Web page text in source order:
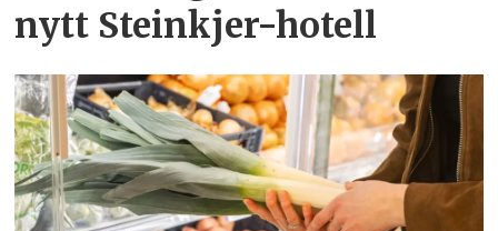
nytt Steinkjer-hotell